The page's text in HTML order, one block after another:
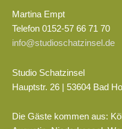
Martina Empt
Telefon 0152-57 66 71 70
info@studioschatzinsel.de
Studio Schatzinsel
Hauptstr. 26 | 53604 Bad
Die Gäste kommen aus: